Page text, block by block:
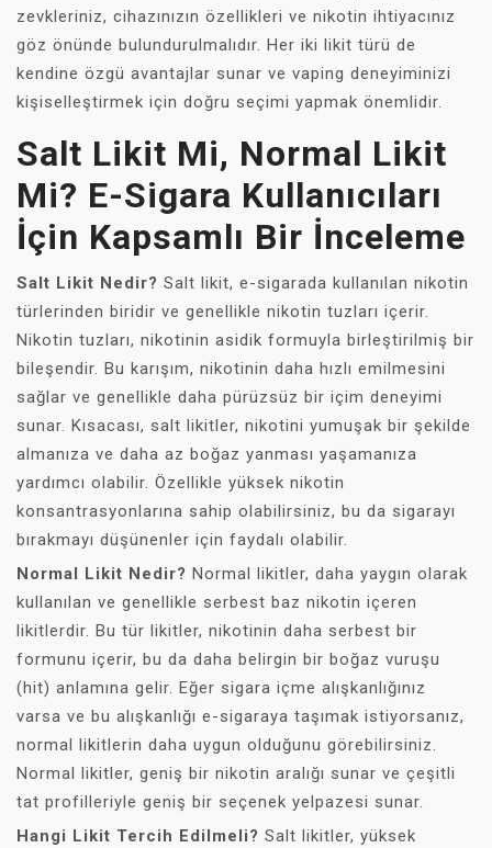
zevkleriniz, cihazınızın özellikleri ve nikotin ihtiyacınız
göz önünde bulundurulmalıdır. Her iki likit türü de
kendine özgü avantajlar sunar ve vaping deneyiminizi
kişiselleştirmek için doğru seçimi yapmak önemlidir.
Salt Likit Mi, Normal Likit
Mi? E-Sigara Kullanıcıları
İçin Kapsamlı Bir İnceleme
Salt Likit Nedir? Salt likit, e-sigarada kullanılan nikotin
türlerinden biridir ve genellikle nikotin tuzları içerir.
Nikotin tuzları, nikotinin asidik formuyla birleştirilmiş bir
bileşendir. Bu karışım, nikotinin daha hızlı emilmesini
sağlar ve genellikle daha pürüzsüz bir içim deneyimi
sunar. Kısacası, salt likitler, nikotini yumuşak bir şekilde
almanıza ve daha az boğaz yanması yaşamanıza
yardımcı olabilir. Özellikle yüksek nikotin
konsantrasyonlarına sahip olabilirsiniz, bu da sigarayı
bırakmayı düşünenler için faydalı olabilir.
Normal Likit Nedir? Normal likitler, daha yaygın olarak
kullanılan ve genellikle serbest baz nikotin içeren
likitlerdir. Bu tür likitler, nikotinin daha serbest bir
formunu içerir, bu da daha belirgin bir boğaz vuruşu
(hit) anlamına gelir. Eğer sigara içme alışkanlığınız
varsa ve bu alışkanlığı e-sigaraya taşımak istiyorsanız,
normal likitlerin daha uygun olduğunu görebilirsiniz.
Normal likitler, geniş bir nikotin aralığı sunar ve çeşitli
tat profilleriyle geniş bir seçenek yelpazesi sunar.
Hangi Likit Tercih Edilmeli? Salt likitler, yüksek